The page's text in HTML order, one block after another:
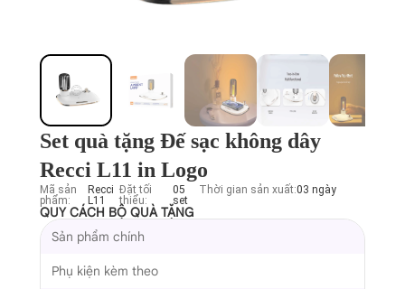
Set quà tặng Đế sạc không dây
Recci L11 in Logo
Mã sản
phẩm:
Recci
L11
Đặt tối
thiểu:
05
set
Thời gian sản xuất:03 ngày
QUY CÁCH BỘ QUÀ TẶNG
Sản phẩm chính
Phụ kiện kèm theo